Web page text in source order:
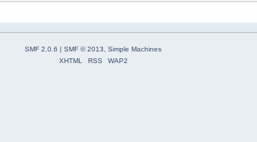
SMF 2.0.6 | SMF © 2013
Simple Machines
XHTML
RSS WAP2